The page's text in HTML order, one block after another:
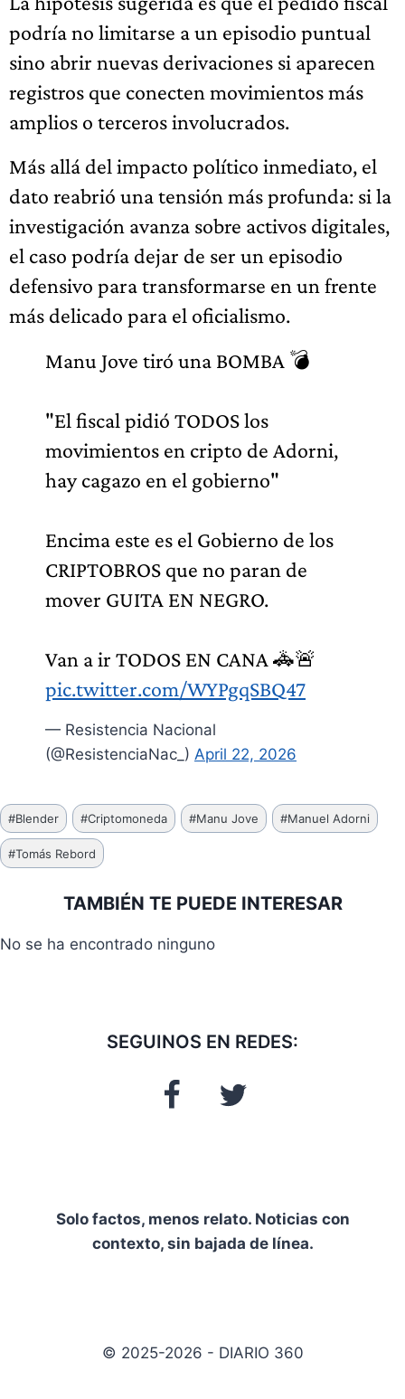
podría no limitarse a un episodio puntual
sino abrir nuevas derivaciones si aparecen
registros que conecten movimientos más
amplios o terceros involucrados.
Más allá del impacto político inmediato, el
dato reabrió una tensión más profunda: si la
investigación avanza sobre activos digitales,
el caso podría dejar de ser un episodio
defensivo para transformarse en un frente
más delicado para el oficialismo.
Manu Jove tiró una BOMBA 💣
"El fiscal pidió TODOS los
movimientos en cripto de Adorni,
hay cagazo en el gobierno"
Encima este es el Gobierno de los
CRIPTOBROS que no paran de
mover GUITA EN NEGRO.
Van a ir TODOS EN CANA 🚓🚨
pic.twitter.com/WYPgqSBQ47
— Resistencia Nacional
(@ResistenciaNac_) April 22, 2026
Etiquetas
de
la
#Blender #Criptomoneda #Manu Jove #Manuel Adorni
#Tomás Rebord
TAMBIÉN TE PUEDE INTERESAR
No se ha encontrado ninguno
SEGUINOS EN REDES:
Solo factos, menos relato. Noticias con
contexto, sin bajada de línea.
© 2025-2026 - DIARIO 360